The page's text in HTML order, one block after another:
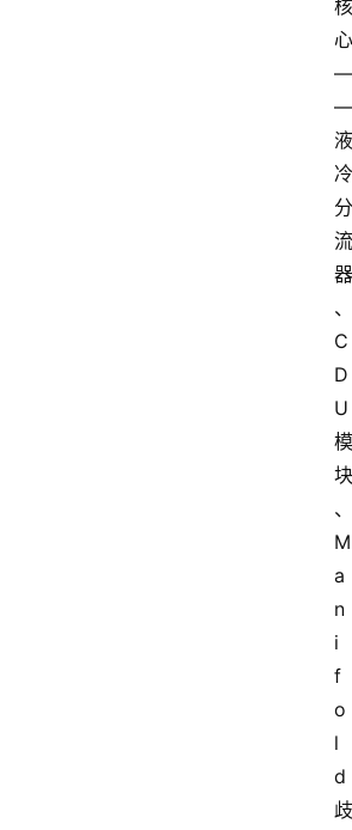
核
心
—
—
液
冷
分
流
器
、
C
D
U
模
块
、
M
a
n
i
f
o
l
d
歧